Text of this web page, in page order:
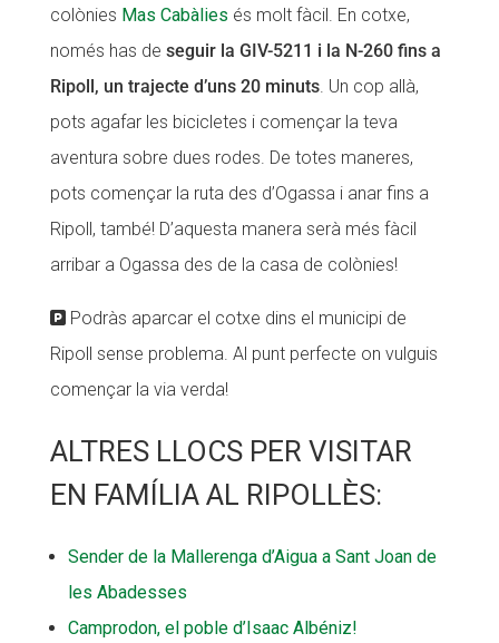
colònies Mas Cabàlies és molt fàcil. En cotxe,
només has de seguir la GIV-5211 i la N-260 fins a
Ripoll, un trajecte d’uns 20 minuts. Un cop allà,
pots agafar les bicicletes i començar la teva
aventura sobre dues rodes. De totes maneres,
pots començar la ruta des d’Ogassa i anar fins a
Ripoll, també! D’aquesta manera serà més fàcil
arribar a Ogassa des de la casa de colònies!
Podràs aparcar el cotxe dins el municipi de
Ripoll sense problema. Al punt perfecte on vulguis
començar la via verda!
ALTRES LLOCS PER VISITAR
EN FAMÍLIA AL RIPOLLÈS:
Sender de la Mallerenga d’Aigua a Sant Joan de
les Abadesses
Camprodon, el poble d’Isaac Albéniz!